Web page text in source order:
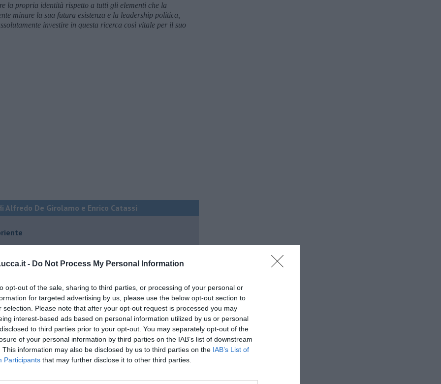
- Do Not Process My Personal Information
opt-out of the sale, sharing to third parties, or processing of your personal or
for targeted advertising by us, please use the below opt-out section to
selection. Please note that after your opt-out request is processed you may
interest-based ads based on personal information utilized by us or personal
to third parties prior to your opt-out. You may separately opt-out of the
of your personal information by third parties on the IAB’s list of downstream
This information may also be disclosed by us to third parties on the IAB’s List of
Participants that may further disclose it to other third parties.
la propria identità rispetto a tutti gli elementi che la
minare la sua futura esistenza e la leadership politica,
investire in questa ricerca così vitale per il suo
Alfredo De Girolamo e Enrico Catassi
il 7 ottobre 2023
l'Italia
spesa
e la Brexit